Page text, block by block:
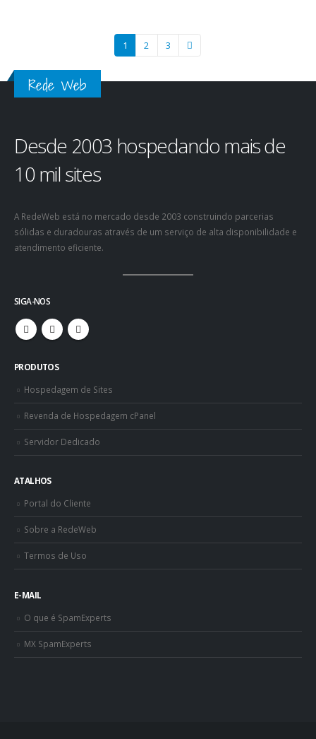
1 2 3
Rede Web
Desde 2003 hospedando mais de
10 mil sites
A RedeWeb está no mercado desde 2003 construindo parcerias
sólidas e duradouras através de um serviço de alta disponibilidade e
atendimento eficiente.
SIGA-NOS
PRODUTOS
Hospedagem de Sites
Revenda de Hospedagem cPanel
Servidor Dedicado
ATALHOS
Portal do Cliente
Sobre a RedeWeb
Termos de Uso
E-MAIL
O que é SpamExperts
MX SpamExperts